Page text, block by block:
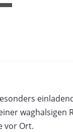
vor Ort.